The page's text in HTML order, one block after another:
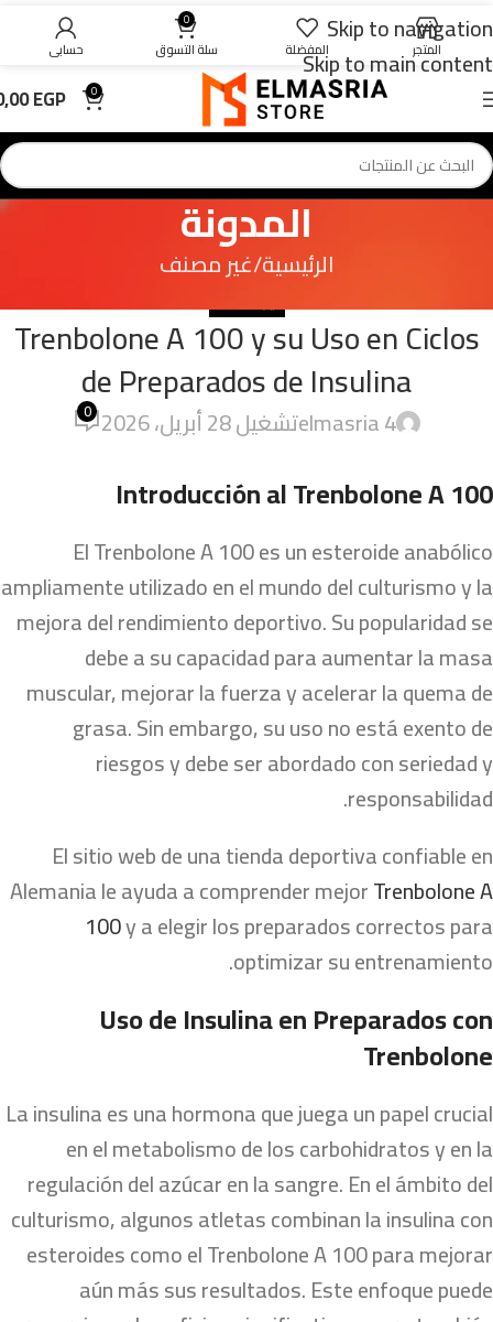
Skip to navigation
Skip to main content
0
EGP
المدونة
الرئيسية غير مصنف
Trenbolone A 100 y su Uso en Ciclos
de Preparados de Insulina
4 elmasria تشغيل 28 أبريل، 2026 0
Introducción al Trenbolone A 100
El Trenbolone A 100 es un esteroide anabólico
ampliamente utilizado en el mundo del culturismo y la
mejora del rendimiento deportivo. Su popularidad se
debe a su capacidad para aumentar la masa
muscular, mejorar la fuerza y acelerar la quema de
grasa. Sin embargo, su uso no está exento de
riesgos y debe ser abordado con seriedad y
responsabilidad.
El sitio web de una tienda deportiva confiable en
Alemania le ayuda a comprender mejorTrenbolone A
100y a elegir los preparados correctos para
optimizar su entrenamiento.
Uso de Insulina en Preparados con
Trenbolone
La insulina es una hormona que juega un papel crucial
en el metabolismo de los carbohidratos y en la
regulación del azúcar en la sangre. En el ámbito del
culturismo, algunos atletas combinan la insulina con
esteroides como el Trenbolone A 100 para mejorar
aún más sus resultados. Este enfoque puede
المتجر المفضلة
0
سلة التسوق حسابي